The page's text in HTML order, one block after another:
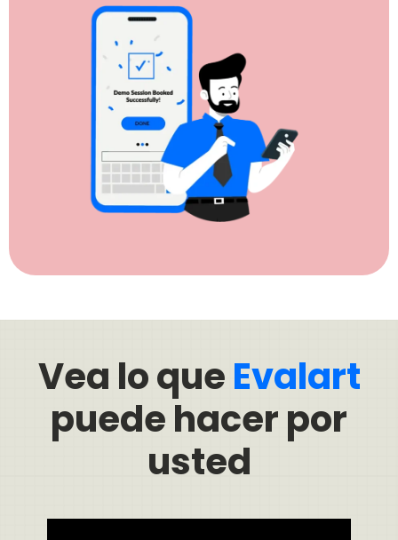
Vea lo queEvalart
puede hacer por
usted